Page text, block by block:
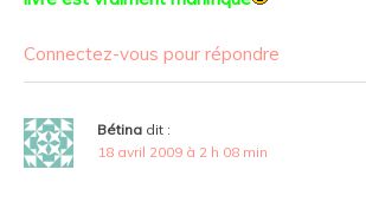
Connectez-vous pour répondre
Bétina dit :
18 avril 2009 à 2 h 08 min